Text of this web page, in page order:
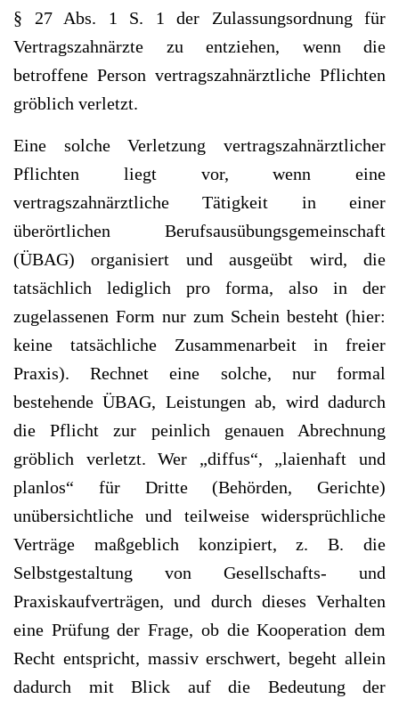
§ 27 Abs. 1 S. 1 der Zulassungsordnung für
Vertragszahnärzte zu entziehen, wenn die
betroffene Person vertragszahnärztliche Pflichten
gröblich verletzt.
Eine solche Verletzung vertragszahnärztlicher
Pflichten liegt vor, wenn eine
vertragszahnärztliche Tätigkeit in einer
überörtlichen Berufsausübungsgemeinschaft
(ÜBAG) organisiert und ausgeübt wird, die
tatsächlich lediglich pro forma, also in der
zugelassenen Form nur zum Schein besteht (hier:
keine tatsächliche Zusammenarbeit in freier
Praxis). Rechnet eine solche, nur formal
bestehende ÜBAG, Leistungen ab, wird dadurch
die Pflicht zur peinlich genauen Abrechnung
gröblich verletzt. Wer „diffus“, „laienhaft und
planlos“ für Dritte (Behörden, Gerichte)
unübersichtliche und teilweise widersprüchliche
Verträge maßgeblich konzipiert, z. B. die
Selbstgestaltung von Gesellschafts- und
Praxiskaufverträgen, und durch dieses Verhalten
eine Prüfung der Frage, ob die Kooperation dem
Recht entspricht, massiv erschwert, begeht allein
dadurch mit Blick auf die Bedeutung der